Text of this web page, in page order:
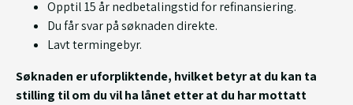
Opptil 15 år nedbetalingstid for refinansiering.
Du får svar på søknaden direkte.
Lavt termingebyr.
Søknaden er uforpliktende, hvilket betyr at du kan ta
stilling til om du vil ha lånet etter at du har mottatt